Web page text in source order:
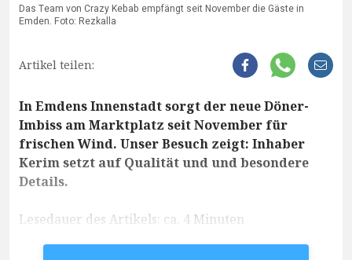
Das Team von Crazy Kebab empfängt seit November die Gäste in
Emden. Foto: Rezkalla
Artikel teilen:
In Emdens Innenstadt sorgt der neue Döner-
Imbiss am Marktplatz seit November für
frischen Wind. Unser Besuch zeigt: Inhaber
Kerim setzt auf Qualität und und besondere
Details.
Lesedauer des Artikels: ca. 4 Minuten